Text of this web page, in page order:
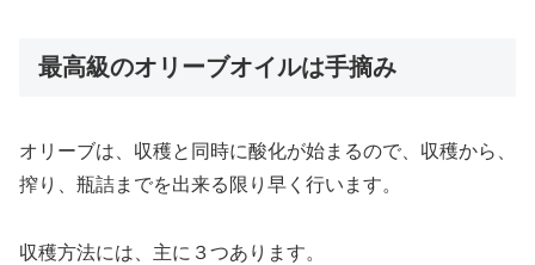
最高級のオリーブオイルは手摘み
オリーブは、収穫と同時に酸化が始まるので、収穫から、
搾り、瓶詰までを出来る限り早く行います。
収穫方法には、主に３つあります。